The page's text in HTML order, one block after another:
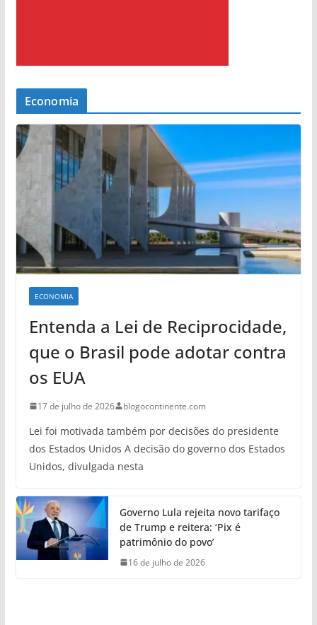
Economia
ECONOMIA
Entenda a Lei de Reciprocidade,
que o Brasil pode adotar contra
os EUA
17 de julho de 2026 blogocontinente.com
Lei foi motivada também por decisões do presidente
dos Estados Unidos A decisão do governo dos Estados
Unidos, divulgada nesta
Governo Lula rejeita novo tarifaço
de Trump e reitera: ‘Pix é
patrimônio do povo’
16 de julho de 2026